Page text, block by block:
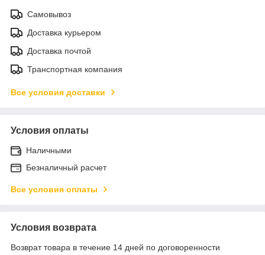
Самовывоз
Доставка курьером
Доставка почтой
Транспортная компания
Все условия доставки
Условия оплаты
Наличными
Безналичный расчет
Все условия оплаты
Условия возврата
Возврат товара в течение 14 дней по договоренности